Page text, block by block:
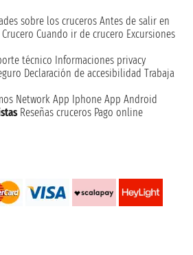
sobre los cruceros Antes de salir en
Cuando ir de crucero Excursiones
técnico Informaciones privacy
Declaración de accesibilidad Trabaja
Network App Iphone App Android
Reseñas cruceros Pago online